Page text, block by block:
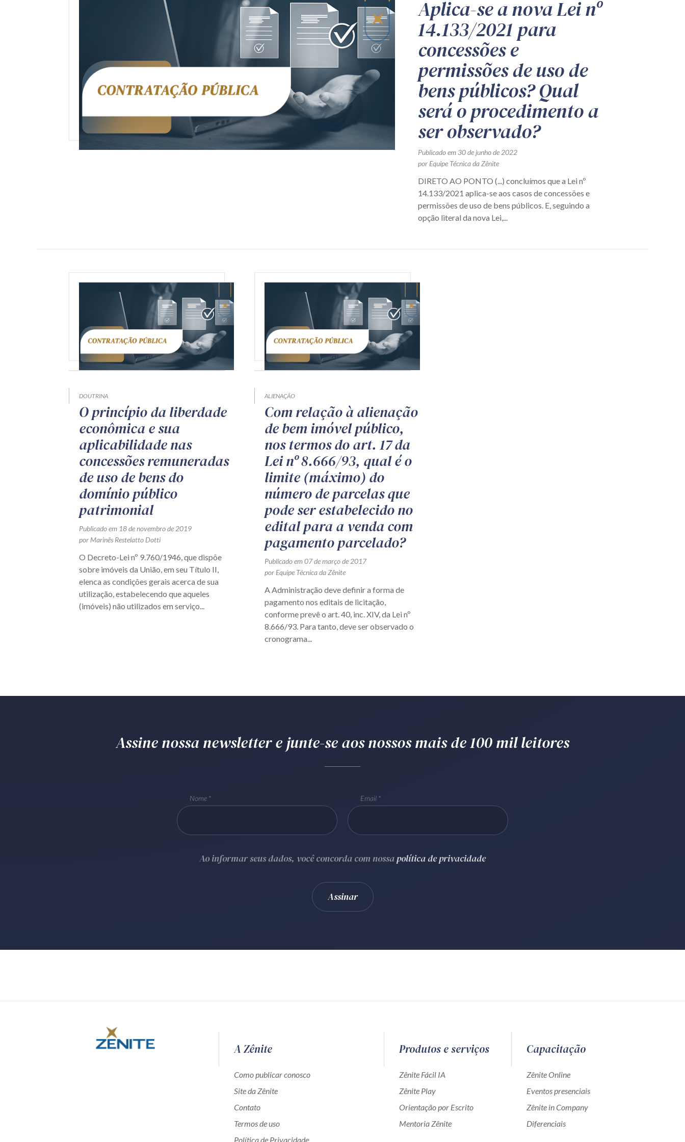
Aplica-se a nova Lei nº
14.133/2021 para
concessões e
permissões de uso de
bens públicos? Qual
será o procedimento a
ser observado?
Publicado em 30 de junho de 2022
por Equipe Técnica da Zênite
DIRETO AO PONTO (...) concluímos que a Lei nº
14.133/2021 aplica-se aos casos de concessões e
permissões de uso de bens públicos. E, seguindo a
opção literal da nova Lei,...
DOUTRINA
O princípio da liberdade
econômica e sua
aplicabilidade nas
concessões remuneradas
de uso de bens do
domínio público
patrimonial
Publicado em 18 de novembro de 2019
por Marinês Restelatto Dotti
O Decreto-Lei nº 9.760/1946, que dispõe
sobre imóveis da União, em seu Título II,
elenca as condições gerais acerca de sua
utilização, estabelecendo que aqueles
(imóveis) não utilizados em serviço...
ALIENAÇÃO
Com relação à alienação
de bem imóvel público,
nos termos do art. 17 da
Lei nº 8.666/93, qual é o
limite (máximo) do
número de parcelas que
pode ser estabelecido no
edital para a venda com
pagamento parcelado?
Publicado em 07 de março de 2017
por Equipe Técnica da Zênite
A Administração deve definir a forma de
pagamento nos editais de licitação,
conforme prevê o art. 40, inc. XIV, da Lei nº
8.666/93. Para tanto, deve ser observado o
cronograma...
Assine nossa newsletter e junte-se aos nossos mais de 100 mil leitores
Nome Email
Ao informar seus dados, você concorda com nossapolítica de privacidade
A Zênite
Como publicar conosco
Site da Zênite
Contato
Termos de uso
Política de Privacidade
Produtos e serviços
Zênite Fácil IA
Zênite Play
Orientação por Escrito
Mentoria Zênite
Capacitação
Zênite Online
Eventos presenciais
Zênite in Company
Diferenciais